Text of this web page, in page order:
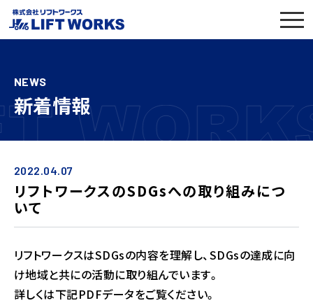
新着情報
NEWS
2022.04.07
リフトワークスのSDGsへの取り組みにつ
いて
リフトワークスはSDGsの内容を理解し、SDGsの達成に向
け地域と共にの活動に取り組んでいます。
詳しくは下記PDFデータをご覧ください。